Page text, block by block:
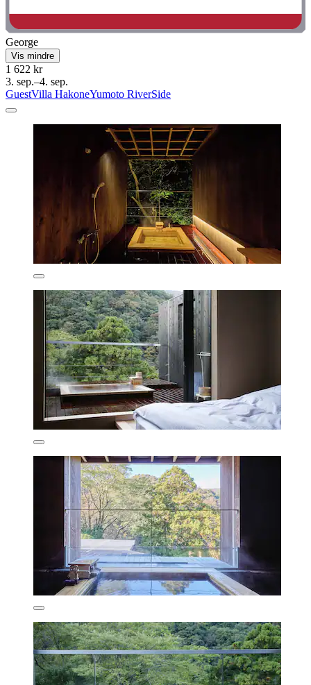
George
Vis mindre
1 622 kr
3. sep.–4. sep.
GuestVilla HakoneYumoto RiverSide